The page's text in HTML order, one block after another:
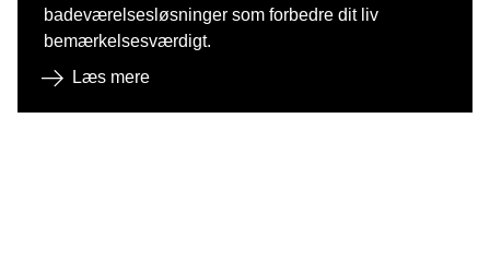
badeværelsesløsninger som forbedre dit liv
bemærkelsesværdigt.
Læs mere